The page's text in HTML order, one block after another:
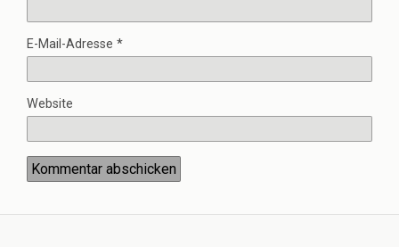
E-Mail-Adresse *
Website